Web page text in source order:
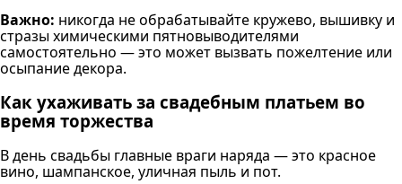
Важно: никогда не обрабатывайте кружево, вышивку и
стразы химическими пятновыводителями
самостоятельно — это может вызвать пожелтение или
осыпание декора.
Как ухаживать за свадебным платьем во
время торжества
В день свадьбы главные враги наряда — это красное
вино, шампанское, уличная пыль и пот.